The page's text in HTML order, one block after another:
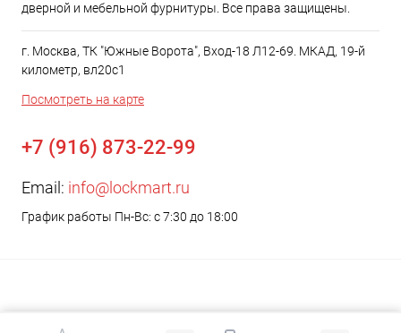
дверной и мебельной фурнитуры. Все права защищены.
г. Москва, ТК "Южные Ворота", Вход-18 Л12-69. МКАД, 19-й
километр, вл20с1
Посмотреть на карте
+7 (916) 873-22-99
Email: info@lockmart.ru
График работы Пн-Вс: с 7:30 до 18:00